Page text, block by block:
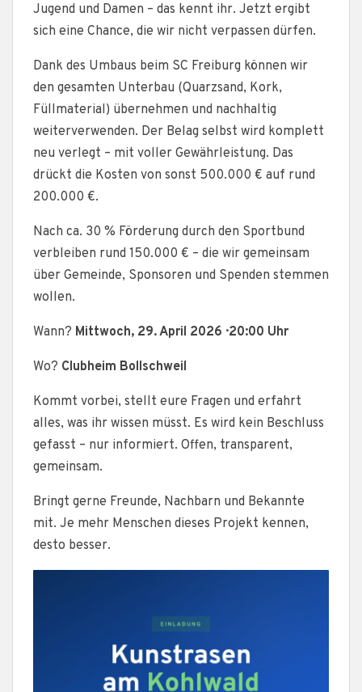
Jugend und Damen – das kennt ihr. Jetzt ergibt
sich eine Chance, die wir nicht verpassen dürfen.
Dank des Umbaus beim SC Freiburg können wir
den gesamten Unterbau (Quarzsand, Kork,
Füllmaterial) übernehmen und nachhaltig
weiterverwenden. Der Belag selbst wird komplett
neu verlegt – mit voller Gewährleistung. Das
drückt die Kosten von sonst 500.000 € auf rund
200.000 €.
Nach ca. 30 % Förderung durch den Sportbund
verbleiben rund 150.000 € – die wir gemeinsam
über Gemeinde, Sponsoren und Spenden stemmen
wollen.
Wann? Mittwoch, 29. April 2026 · 20:00 Uhr
Wo? Clubheim Bollschweil
Kommt vorbei, stellt eure Fragen und erfahrt
alles, was ihr wissen müsst. Es wird kein Beschluss
gefasst – nur informiert. Offen, transparent,
gemeinsam.
Bringt gerne Freunde, Nachbarn und Bekannte
mit. Je mehr Menschen dieses Projekt kennen,
desto besser.